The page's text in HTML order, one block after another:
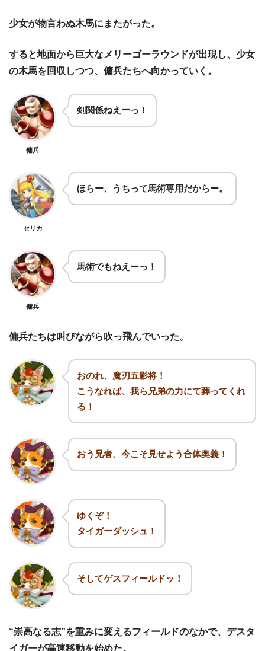
少女が物言わぬ木馬にまたがった。
すると地面から巨大なメリーゴーラウンドが出現し、少女
の木馬を回収しつつ、傭兵たちへ向かっていく。
傭兵
剣関係ねえーっ！
セリカ
ほらー、うちって馬術専用だからー。
傭兵
馬術でもねえーっ！
傭兵たちは叫びながら吹っ飛んでいった。
おのれ、魔刃五影将！
こうなれば、我ら兄弟の力にて葬ってくれ
る！
おう兄者、今こそ見せよう合体奥義！
ゆくぞ！
タイガーダッシュ！
そしてゲスフィールドッ！
“崇高なる志”を重みに変えるフィールドのなかで、デスタ
イガーが高速移動を始めた。